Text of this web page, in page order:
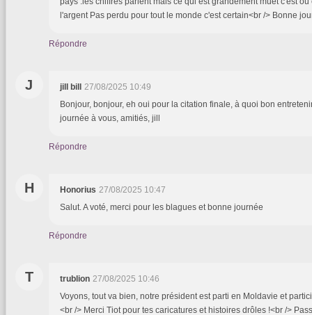
l'argent Pas perdu pour tout le monde c'est certain<br /> Bonne
Répondre
J jill bill 27/08/2025 10:49
Bonjour, bonjour, eh oui pour la citation finale, à quoi bon
journée à vous, amitiés, jill
Répondre
H Honorius 27/08/2025 10:47
Salut. A voté, merci pour les blagues et bonne journée
Répondre
T trublion 27/08/2025 10:46
Voyons, tout va bien, notre président est parti en Moldavie et
<br /> Merci Tiot pour tes caricatures et histoires drôles !<br />